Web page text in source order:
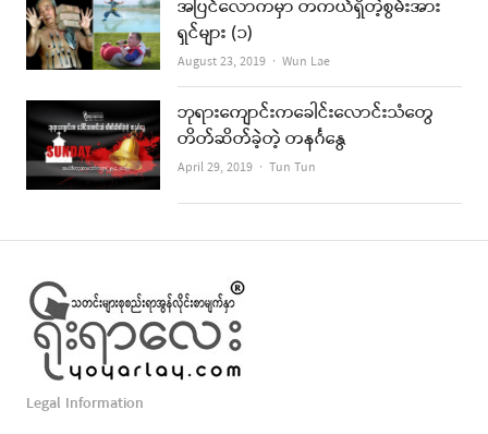
အပြင်လောကမှာ တကယ်ရှိတဲ့စွမ်းအား
ရှင်များ (၁)
August 23, 2019 Author
Wun Lae
ဘုရားကျောင်းကခေါင်းလောင်းသံတွေ
တိတ်ဆိတ်ခဲ့တဲ့ တနင်္ဂနွေ
April 29, 2019 Author
Tun Tun
Legal Information